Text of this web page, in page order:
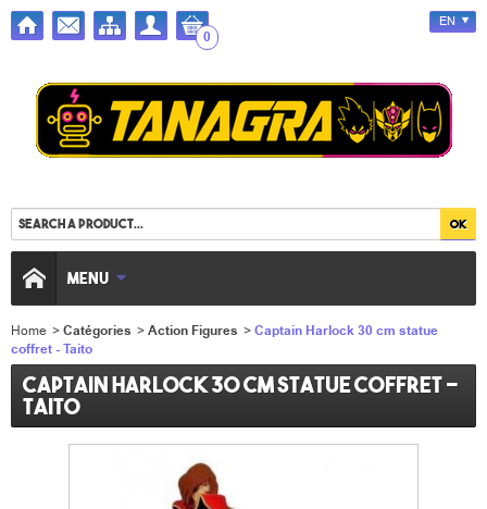
0
EN
MENU
Home >Catégories >Action Figures >Captain Harlock 30 cm statue
coffret - Taito
Captain Harlock 30 cm statue coffret -
Taito